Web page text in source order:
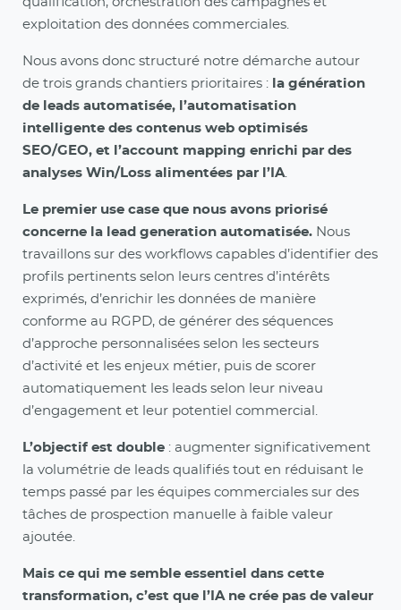
exploitation des données commerciales.
Nous avons donc structuré notre démarche autour
de trois grands chantiers prioritaires : la génération
de leads automatisée, l’automatisation
intelligente des contenus web optimisés
SEO/GEO, et l’account mapping enrichi par des
analyses Win/Loss alimentées par l’IA
Le premier use case que nous avons priorisé
concerne la lead generation automatisée. Nous
travaillons sur des workflows capables d’identifier des
profils pertinents selon leurs centres d’intérêts
exprimés, d’enrichir les données de manière
conforme au RGPD, de générer des séquences
d’approche personnalisées selon les secteurs
d’activité et les enjeux métier, puis de scorer
automatiquement les leads selon leur niveau
d’engagement et leur potentiel commercial.
L’objectif est double : augmenter significativement
la volumétrie de leads qualifiés tout en réduisant le
temps passé par les équipes commerciales sur des
tâches de prospection manuelle à faible valeur
ajoutée.
Mais ce qui me semble essentiel dans cette
transformation, c’est que l’IA ne crée pas de valeur